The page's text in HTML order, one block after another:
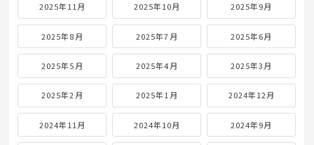
2025年11月 2025年10月 2025年9月
2025年8月 2025年7月 2025年6月
2025年5月 2025年4月 2025年3月
2025年2月 2025年1月 2024年12月
2024年11月 2024年10月 2024年9月